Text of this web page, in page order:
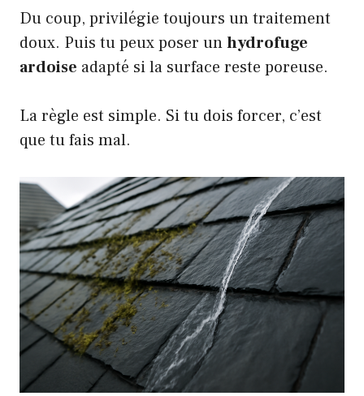
Du coup, privilégie toujours un traitement
doux. Puis tu peux poser unhydrofuge
ardoise adapté si la surface reste poreuse.
La règle est simple. Si tu dois forcer, c’est
que tu fais mal.